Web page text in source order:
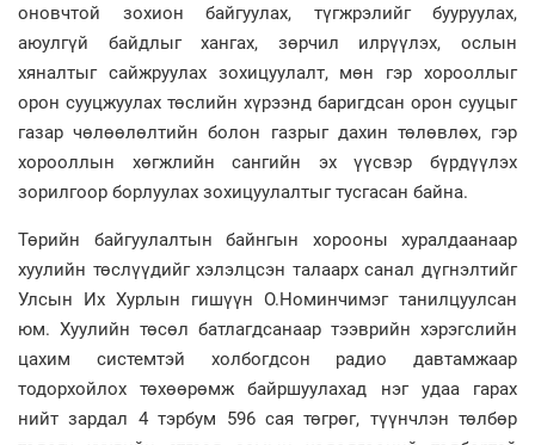
оновчтой зохион байгуулах, түгжрэлийг бууруулах,
аюулгүй байдлыг хангах, зөрчил илрүүлэх, ослын
хяналтыг сайжруулах зохицуулалт, мөн гэр хорооллыг
орон сууцжуулах төслийн хүрээнд баригдсан орон сууцыг
газар чөлөөлөлтийн болон газрыг дахин төлөвлөх, гэр
хорооллын хөгжлийн сангийн эх үүсвэр бүрдүүлэх
зорилгоор борлуулах зохицуулалтыг тусгасан байна.
Төрийн байгуулалтын байнгын хорооны хуралдаанаар
хуулийн төслүүдийг хэлэлцсэн талаарх санал дүгнэлтийг
Улсын Их Хурлын гишүүн О.Номинчимэг танилцуулсан
юм. Хуулийн төсөл батлагдсанаар тээврийн хэрэгслийн
цахим системтэй холбогдсон радио давтамжаар
тодорхойлох төхөөрөмж байршуулахад нэг удаа гарах
нийт зардал 4 тэрбум 596 сая төгрөг, түүнчлэн төлбөр